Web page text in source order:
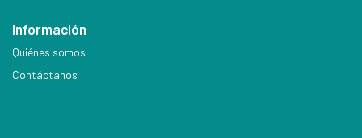
Información
Quiénes somos
Contáctanos